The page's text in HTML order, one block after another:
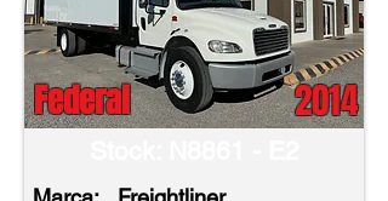
Federal 2014